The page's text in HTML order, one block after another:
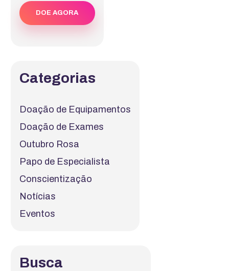
DOE AGORA
Categorias
Doação de Equipamentos
Doação de Exames
Outubro Rosa
Papo de Especialista
Conscientização
Notícias
Eventos
Busca